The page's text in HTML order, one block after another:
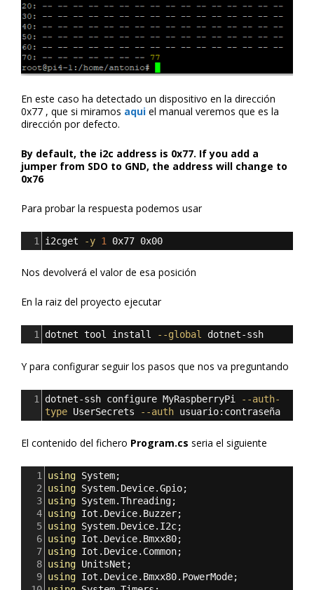
En este caso ha detectado un dispositivo en la dirección
0x77 , que si miramos aqui el manual veremos que es la
dirección por defecto.
By default, the i2c address is 0x77. If you add a
jumper from SDO to GND, the address will change to
0x76
Para probar la respuesta podemos usar
1 i2cget -y 1 0x77 0x00
Nos devolverá el valor de esa posición
En la raiz del proyecto ejecutar
1 dotnet tool install --global dotnet-ssh
Y para configurar seguir los pasos que nos va preguntando
1 dotnet-ssh configure MyRaspberryPi
--auth-
type UserSecrets --auth usuario:contraseña
El contenido del fichero Program.cs seria el siguiente
1 using System;
2 using System. Device.Gpio;
3 using System.Threading;
4 using Iot . Device. Buzzer;
5 using System. Device. I2c;
6 using Iot . Device. Bmxx80;
7 using Iot . Device. Common;
8 using UnitsNet ;
9 using Iot . Device. Bmxx80. PowerMode;